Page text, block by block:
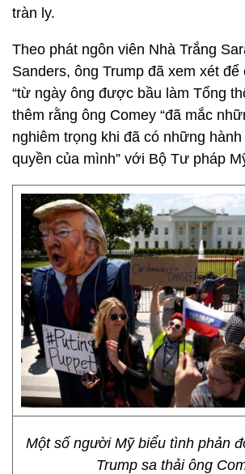
tràn ly.
Theo phát ngôn viên Nhà Trắng
Sanders, ông Trump đã xem xét để
“từ ngày ông được bầu làm Tổng
thêm rằng ông Comey “đã mắc
nghiêm trọng khi đã có những
quyền của mình” với Bộ Tư pháp
Một số người Mỹ biểu tình phản
Trump sa thải ông